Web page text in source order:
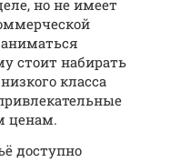
но не имеет
стоит набирать
класса
ценам.
доступно